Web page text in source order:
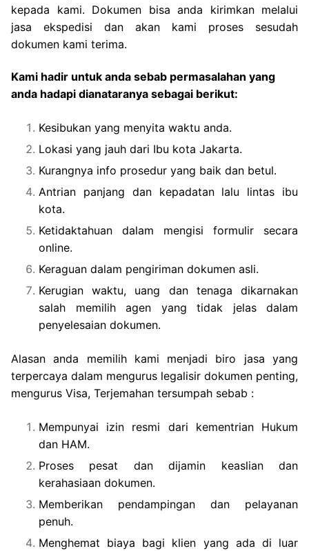
kepada kami. Dokumen bisa anda kirimkan melalui
jasa ekspedisi dan akan kami proses sesudah
dokumen kami terima.
Kami hadir untuk anda sebab permasalahan yang
anda hadapi dianataranya sebagai berikut:
Kesibukan yang menyita waktu anda.
Lokasi yang jauh dari Ibu kota Jakarta.
Kurangnya info prosedur yang baik dan betul.
Antrian panjang dan kepadatan lalu lintas ibu
kota.
Ketidaktahuan dalam mengisi formulir secara
online.
Keraguan dalam pengiriman dokumen asli.
Kerugian waktu, uang dan tenaga dikarnakan
salah memilih agen yang tidak jelas dalam
penyelesaian dokumen.
Alasan anda memilih kami menjadi biro jasa yang
terpercaya dalam mengurus legalisir dokumen penting,
mengurus Visa, Terjemahan tersumpah sebab :
Mempunyai izin resmi dari kementrian Hukum
dan HAM.
Proses pesat dan dijamin keaslian dan
kerahasiaan dokumen.
Memberikan pendampingan dan pelayanan
penuh.
Menghemat biaya bagi klien yang ada di luar